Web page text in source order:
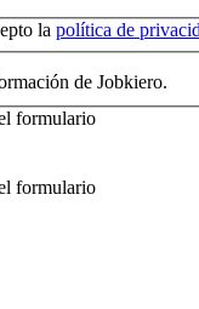
la política de
de Jobkiero.
formulario
formulario